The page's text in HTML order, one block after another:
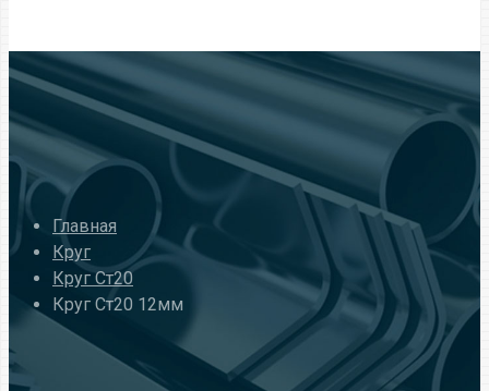
Главная
Круг
Круг Ст20
Круг Ст20 12мм